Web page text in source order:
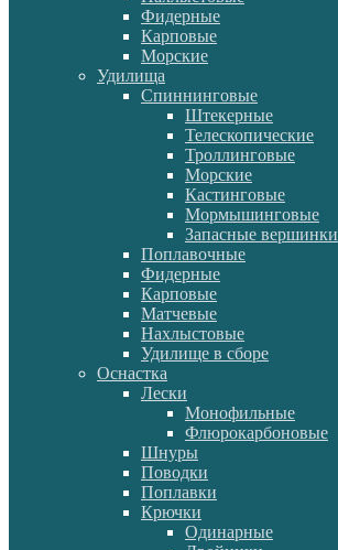
Фидерные
Карповые
Морские
Удилища
Спиннинговые
Штекерные
Телескопические
Троллинговые
Морские
Кастинговые
Мормышинговые
Запасные вершинки
Поплавочные
Фидерные
Карповые
Матчевые
Нахлыстовые
Удилище в сборе
Оснастка
Лески
Монофильные
Флюрокарбоновые
Шнуры
Поводки
Поплавки
Крючки
Одинарные